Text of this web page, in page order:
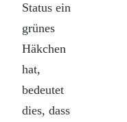
Status ein
grünes
Häkchen
hat,
bedeutet
dies, dass